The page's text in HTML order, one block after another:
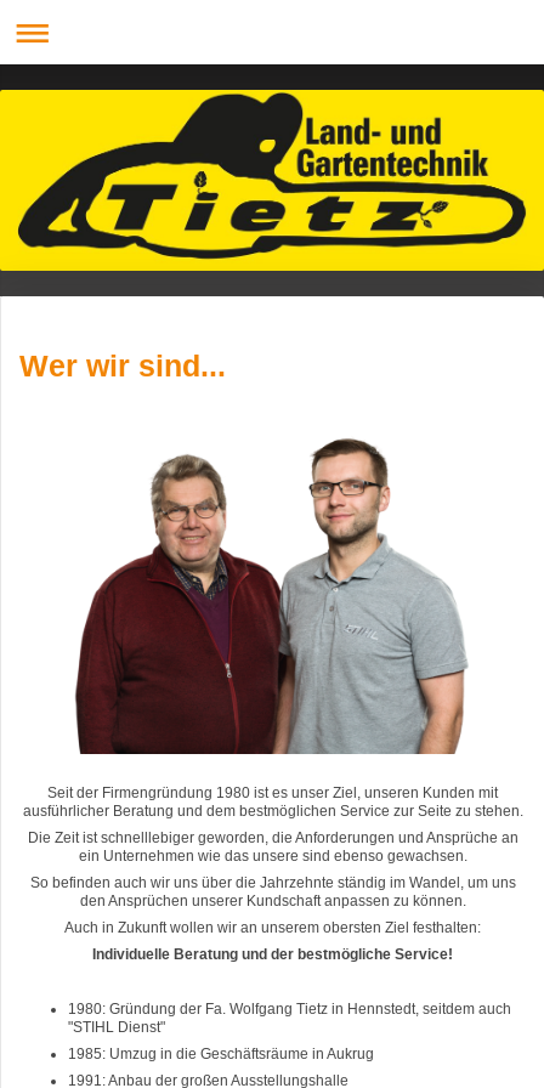
Wer wir sind...
Seit der Firmengründung 1980 ist es unser Ziel, unseren Kunden mit
ausführlicher Beratung und dem bestmöglichen Service zur Seite zu stehen.
Die Zeit ist schnelllebiger geworden, die Anforderungen und Ansprüche an
ein Unternehmen wie das unsere sind ebenso gewachsen.
So befinden auch wir uns über die Jahrzehnte ständig im Wandel, um uns
den Ansprüchen unserer Kundschaft anpassen zu können.
Auch in Zukunft wollen wir an unserem obersten Ziel festhalten:
Individuelle Beratung und der bestmögliche Service!
1980: Gründung der Fa. Wolfgang Tietz in Hennstedt, seitdem auch
"STIHL Dienst"
1985: Umzug in die Geschäftsräume in Aukrug
1991: Anbau der großen Ausstellungshalle